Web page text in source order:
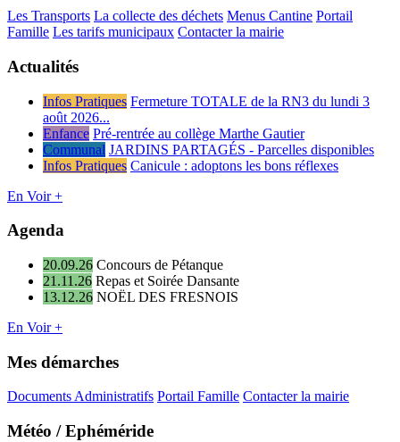
Les Transports La collecte des déchets Menus Cantine Portail
Famille Les tarifs municipaux Contacter la mairie
Actualités
Infos Pratiques Fermeture TOTALE de la RN3 du lundi 3
août 2026...
Enfance Pré-rentrée au collège Marthe Gautier
Communal JARDINS PARTAGÉS - Parcelles disponibles
Infos Pratiques Canicule : adoptons les bons réflexes
En Voir +
Agenda
20.09.26 Concours de Pétanque
21.11.26 Repas et Soirée Dansante
13.12.26 NOËL DES FRESNOIS
En Voir +
Mes démarches
Documents Administratifs Portail Famille Contacter la mairie
Météo / Ephéméride